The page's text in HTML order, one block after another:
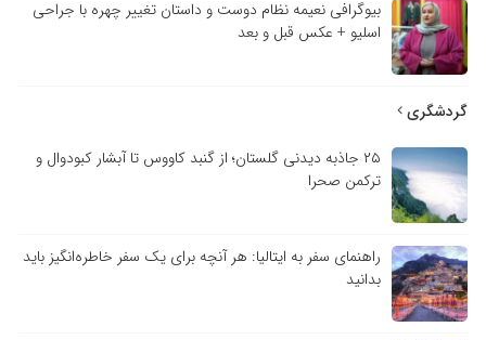
بیوگرافی نعیمه نظام دوست و داستان تغییر چهره با جراحی
اسلیو + عکس قبل و بعد
گردشگری
۲۵ جاذبه دیدنی گلستان؛ از گنبد کاووس تا آبشار کبودوال و
ترکمن صحرا
راهنمای سفر به ایتالیا: هر آنچه برای یک سفر خاطره‌انگیز باید
بدانید